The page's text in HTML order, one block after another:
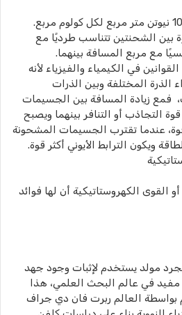
بين الشحنتين تتناسب طرديًا مع
مع مربع المسافة بينهما.
في الكيمياء والفيزياء لأنه
المختلفة وبين الذرات
فمع زيادة المسافة بين الجسيمات
التجاذب أو التنافر بينهما ويصبح
قوة، عندما تقترب الجسيمات المشحونة
ويكون الترابط الأيوني أكثر قوة.
القوى الكهروستاتيكية أن لها فوائد
مولد يستخدم لإثبات وجود جهد
مفيد في عالم البحث العلمي، هذا
تم تطويره عام 1931م بواسطة العالم ربرت فان دي جراف